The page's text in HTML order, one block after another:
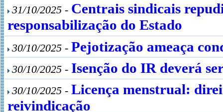
31/10/2025 - Centrais sindicais
responsabilização do Estado
30/10/2025 - Pejotização ameaça
30/10/2025 - Isenção do IR deverá
30/10/2025 - Licença menstrual:
reivindicação